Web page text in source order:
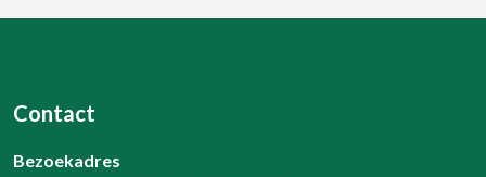
Contact
Bezoekadres